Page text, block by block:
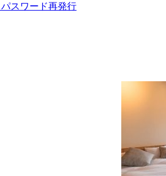
スワード再発行